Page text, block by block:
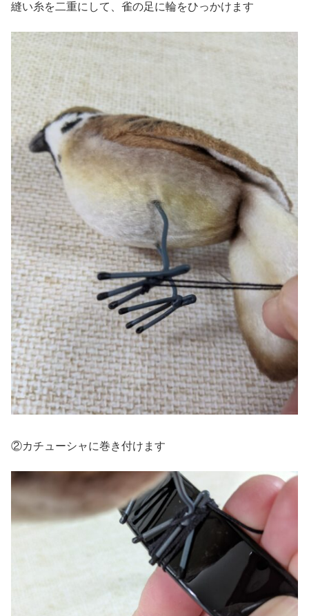
縫い糸を二重にして、雀の足に輪をひっかけます
②カチューシャに巻き付けます